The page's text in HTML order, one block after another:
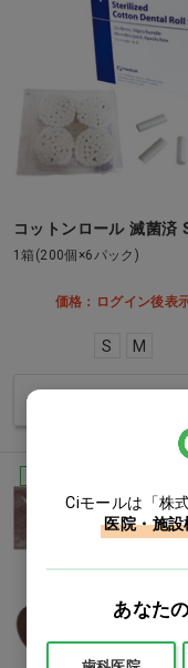
コットンロール 滅菌済
1箱(200個×6パック)
価格：ログイン後表
S M
Ciモールは「株
医院・施
あなた